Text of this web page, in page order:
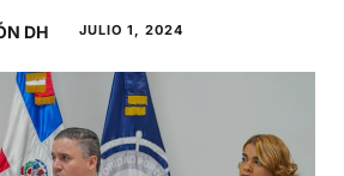
DH JULIO 1, 2024